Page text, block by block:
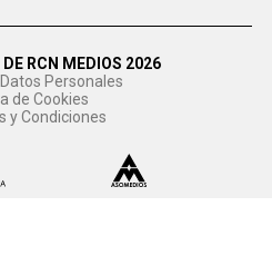
RCN MEDIOS 2026
Personales
de Cookies
y Condiciones